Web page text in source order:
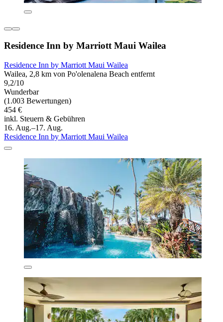
Residence Inn by Marriott Maui Wailea
Residence Inn by Marriott Maui Wailea
Wailea, 2,8 km von Po'olenalena Beach entfernt
9,2/10
Wunderbar
(1.003 Bewertungen)
454 €
inkl. Steuern & Gebühren
16. Aug.–17. Aug.
Residence Inn by Marriott Maui Wailea